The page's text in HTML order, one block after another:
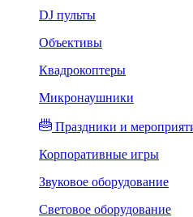
DJ пульты
Объективы
Квадрокоптеры
Микронаушники
Праздники и
Корпоративные игры
Звуковое оборудование
Световое оборудование